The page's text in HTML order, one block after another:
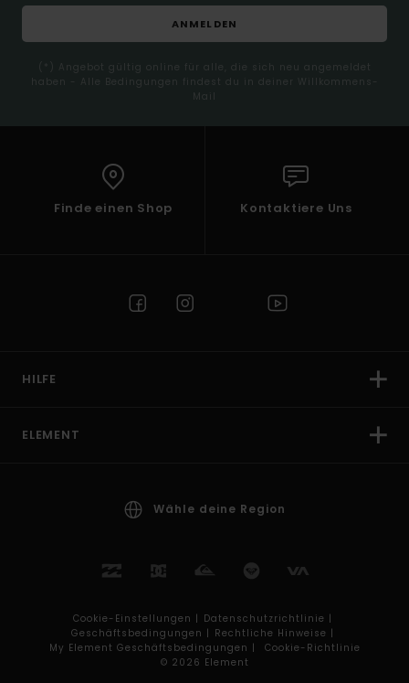
ANMELDEN
(*) Angebot gültig online für alle, die sich neu angemeldet
haben - Alle Bedingungen findest du in deiner Willkommens-
Mail
Finde einen Shop Kontaktiere Uns
HILFE
ELEMENT
Wähle deine Region
Cookie-Einstellungen | Datenschutzrichtlinie |
Geschäftsbedingungen | Rechtliche Hinweise |
My Element Geschäftsbedingungen |
Cookie-Richtlinie
© 2026 Element